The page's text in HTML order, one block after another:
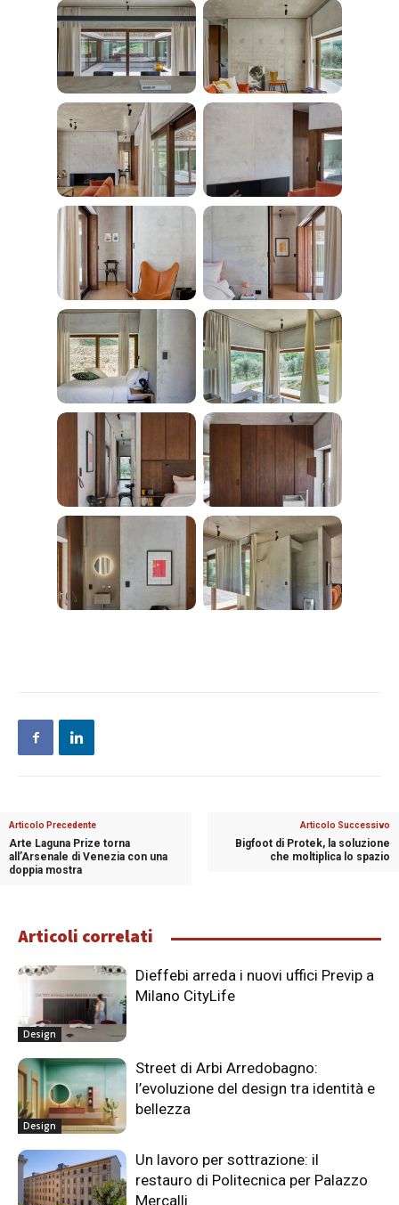
Articolo Precedente
Arte Laguna Prize torna
all’Arsenale di Venezia con una
doppia mostra
Articolo Successivo
Bigfoot di Protek, la soluzione
che moltiplica lo spazio
Articoli correlati
Design
Dieffebi arreda i nuovi uffici Previp a
Milano CityLife
Design
Street di Arbi Arredobagno:
l’evoluzione del design tra identità e
bellezza
Un lavoro per sottrazione: il
restauro di Politecnica per Palazzo
Mercalli